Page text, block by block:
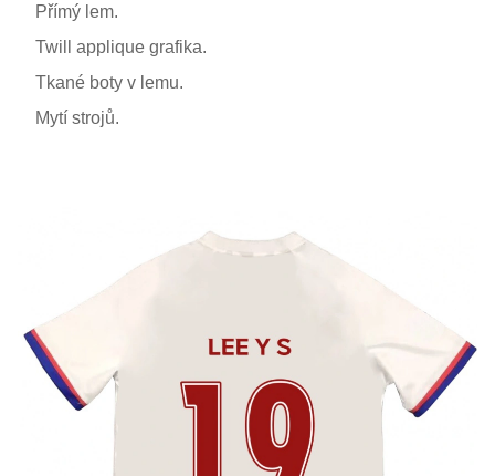
Přímý lem.
Twill applique grafika.
Tkané boty v lemu.
Mytí strojů.